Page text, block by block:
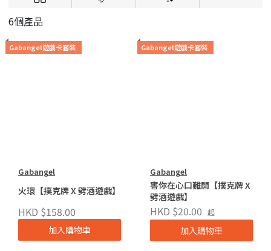
6個產品
Gabangel遊戲卡套裝
Gabangel
火環【撲克牌 X 劈酒遊戲】
HKD $158.00
加入購物車
Gabangel遊戲卡套裝
Gabangel
害你在心口難開【撲克牌 X
劈酒遊戲】
HKD $20.00 起
加入購物車